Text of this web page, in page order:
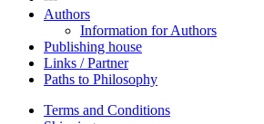
Authors
Information for Authors
Publishing house
Links / Partner
Paths to Philosophy
Terms and Conditions